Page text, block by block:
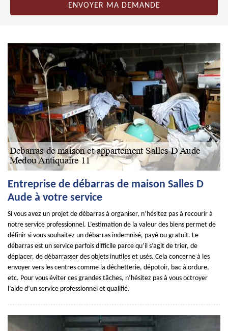
Entreprise de débarras de maison Salles D
Aude à votre service
Si vous avez un projet de débarras à organiser, n’hésitez pas à recourir à
notre service professionnel. L’estimation de la valeur des biens permet de
définir si vous souhaitez un débarras indemnisé, payé ou gratuit. Le
débarras est un service parfois difficile parce qu’il s’agit de trier, de
déplacer, de débarrasser des objets inutiles et usés. Cela concerne à les
envoyer vers les centres comme la déchetterie, dépotoir, bac à ordure,
etc. Pour vous éviter ces grandes tâches, n’hésitez pas à vous octroyer
l’aide d’un service professionnel et qualifié.